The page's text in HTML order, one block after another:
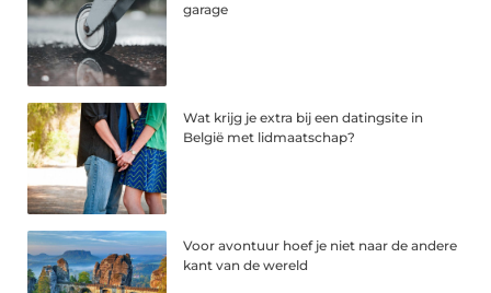
garage
Wat krijg je extra bij een datingsite in
België met lidmaatschap?
Voor avontuur hoef je niet naar de andere
kant van de wereld